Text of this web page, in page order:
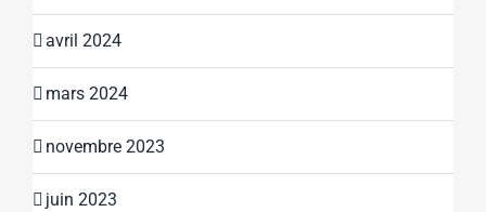
avril 2024
mars 2024
novembre 2023
juin 2023